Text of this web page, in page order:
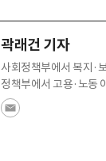
곽래건 기자
사회정책부에서 복지·
정책부에서 고용·노동